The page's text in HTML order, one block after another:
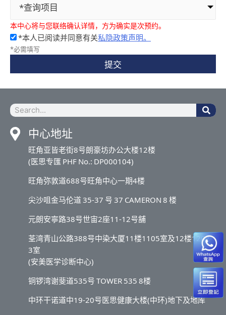
*查询项目
本中心将与您联络确认详情，方为确实是次预约。
*本人已阅读并同意有关私隐政策声明。
*必需填写
提交
中心地址
旺角亚皆老街8号朗豪坊办公大楼12楼
(医思专匯 PHF No.: DP000104)
旺角弥敦道688号旺角中心一期4楼
尖沙咀金马伦道 35-37 号 37 CAMERON 8 楼
元朗安寧路38号世宙2座11-12号舖
荃湾青山公路388号中染大厦11楼1105室及12楼1202-
3室
(安美医学诊断中心)
铜锣湾谢斐道535号 TOWER 535 8楼
中环干诺道中19-20号医思健康大楼(中环)地下及地库